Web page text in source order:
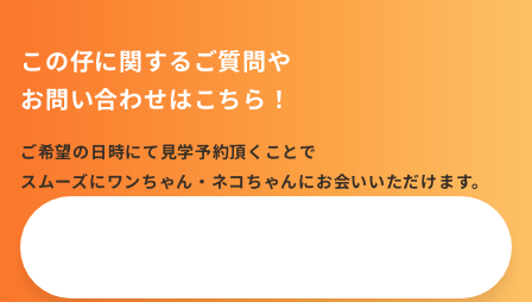
この仔に関するご質問や
お問い合わせはこちら！
ご希望の日時にて見学予約頂くことで
スムーズにワンちゃん・ネコちゃんにお会いいただけます。